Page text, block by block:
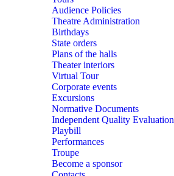
Audience Policies
Theatre Administration
Birthdays
State orders
Plans of the halls
Theater interiors
Virtual Tour
Corporate events
Excursions
Normative Documents
Independent Quality Evaluation
Playbill
Performances
Troupe
Become a sponsor